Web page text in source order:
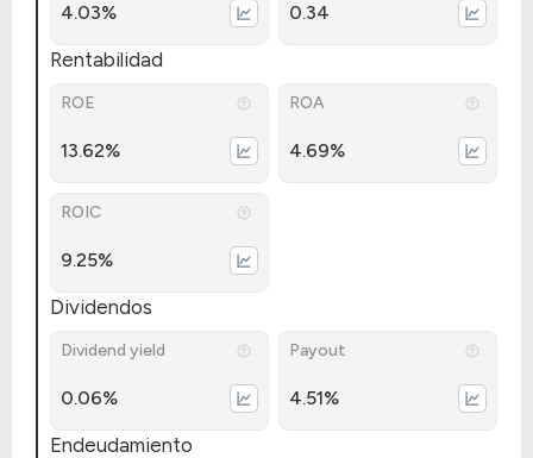
4.03% 0.34
Rentabilidad
ROE
13.62%
ROA
4.69%
ROIC
9.25%
Dividendos
Dividend yield
0.06%
Payout
4.51%
Endeudamiento